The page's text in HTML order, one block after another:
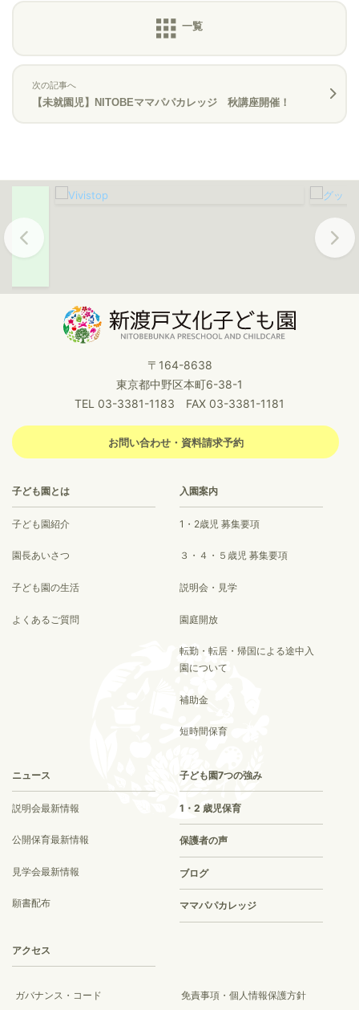
次の記事へ
【未就園児】NITOBEママパパカレッジ 秋講座開催！
Previous Next
〒164-8638
東京都中野区本町6-38-1
TEL 03-3381-1183 FAX 03-3381-1181
お問い合わせ・資料請求予約
子ども園とは
子ども園紹介
園長あいさつ
子ども園の生活
よくあるご質問
入園案内
1・2歳児 募集要項
３・４・５歳児 募集要項
説明会・見学
園庭開放
転勤・転居・帰国による途中入
園について
補助金
短時間保育
ニュース
説明会最新情報
公開保育最新情報
見学会最新情報
願書配布
子ども園7つの強み
1・2 歳児保育
保護者の声
ブログ
ママパパカレッジ
アクセス
ガバナンス・コード 免責事項・個人情報保護方針